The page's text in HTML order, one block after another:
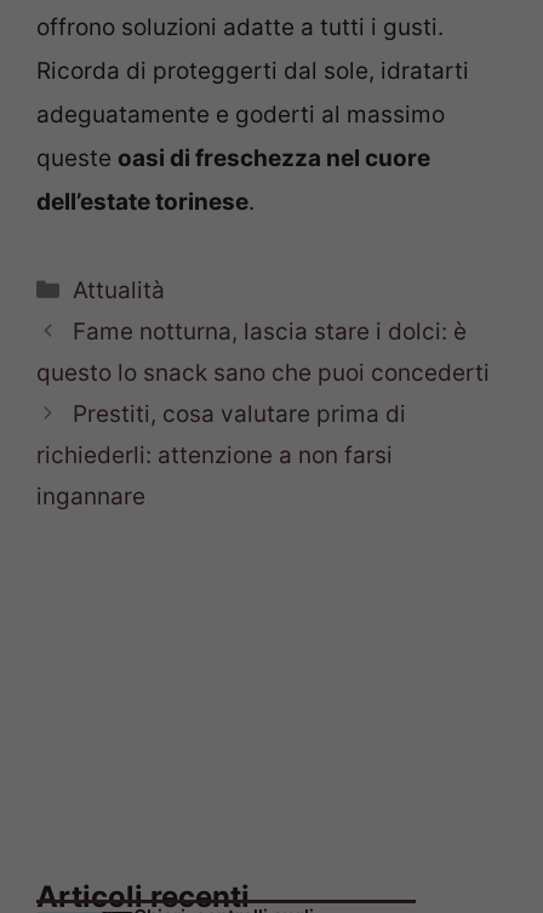
offrono soluzioni adatte a tutti i gusti.
Ricorda di proteggerti dal sole, idratarti
adeguatamente e goderti al massimo
queste oasi di freschezza nel cuore
dell’estate torinese.
Categorie
Attualità
Fame notturna, lascia stare i dolci: è
questo lo snack sano che puoi concederti
Prestiti, cosa valutare prima di
richiederli: attenzione a non farsi
ingannare
Articoli recenti